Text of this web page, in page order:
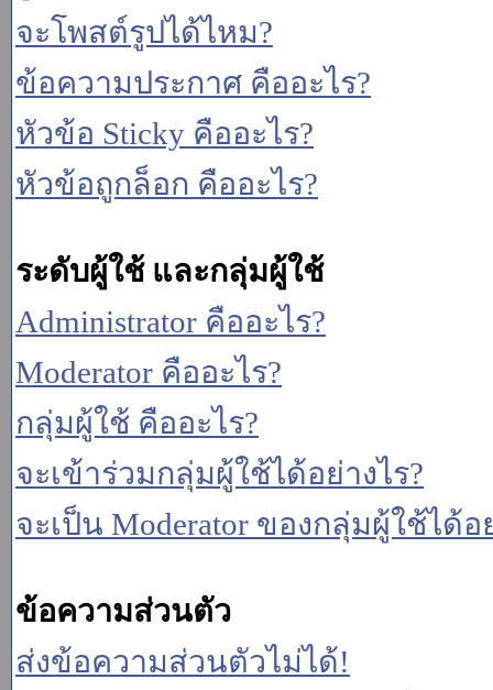
จะโพสต์รูปได้ไหม?
ข้อความประกาศ คืออะไร?
หัวข้อ Sticky คืออะไร?
หัวข้อถูกล็อก คืออะไร?
ระดับผู้ใช้ และกลุ่มผู้ใช้
Administrator คืออะไร?
Moderator คืออะไร?
กลุ่มผู้ใช้ คืออะไร?
จะเข้าร่วมกลุ่มผู้ใช้ได้อย่างไร?
จะเป็น Moderator ของกลุ่มผู้ใช้ได้อ
ข้อความส่วนตัว
ส่งข้อความส่วนตัวไม่ได้!